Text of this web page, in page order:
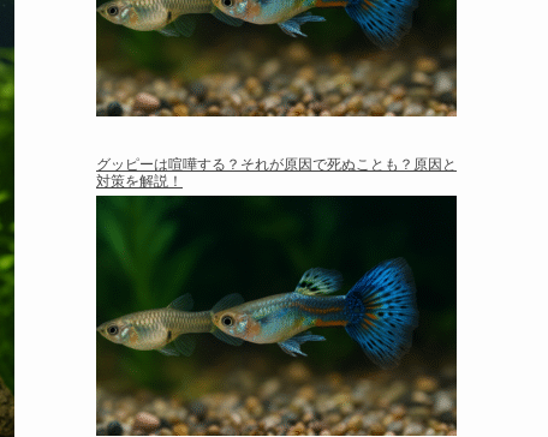
グッピーは喧嘩する？それが原因で死ぬことも？原因と
対策を解説！